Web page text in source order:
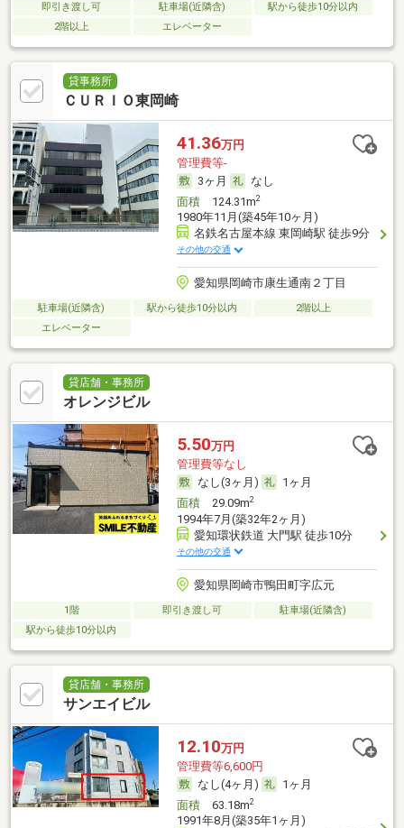
即引き渡し可 駐車場(近隣含)
駅から徒歩10分以内
2階以上
エレベーター
貸事務所
ＣＵＲＩＯ東岡崎
41.36万円
管理費等-
3ヶ月
なし
面積124.31m2
1980年11月(築45年10ヶ月)
名鉄名古屋本線 東岡崎駅 徒歩9分
その他の交通
愛知県岡崎市康生通南２丁目
駐車場(近隣含) 駅から徒歩10分以内
2階以上
エレベーター
貸店舗・事務所
オレンジビル
5.50万円
管理費等なし
なし(3ヶ月)
1ヶ月
面積29.09m2
1994年7月(築32年2ヶ月)
愛知環状鉄道 大門駅 徒歩10分
その他の交通
愛知県岡崎市鴨田町字広元
1階 即引き渡し可
駐車場(近隣含)
駅から徒歩10分以内
貸店舗・事務所
サンエイビル
12.10万円
管理費等6,600円
なし(4ヶ月)
1ヶ月
面積63.18m2
1991年8月(築35年1ヶ月)